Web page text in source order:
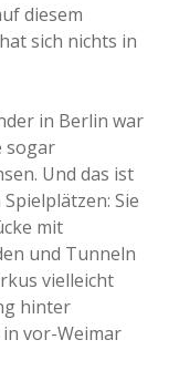
diesem
sich nichts in
in Berlin war
sogar
Und das ist
Sie
mit
und Tunneln
vielleicht
hinter
vor-Weimar